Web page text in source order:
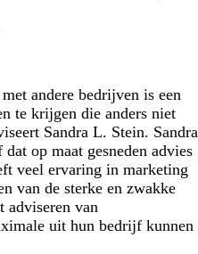
andere bedrijven is een
te krijgen die anders niet
Sandra L. Stein. Sandra
op maat gesneden advies
veel ervaring in marketing
van de sterke en zwakke
adviseren van
uit hun bedrijf kunnen